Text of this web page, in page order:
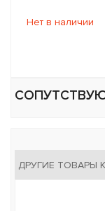
Нет в наличии
ДРУГИЕ ТОВАРЫ